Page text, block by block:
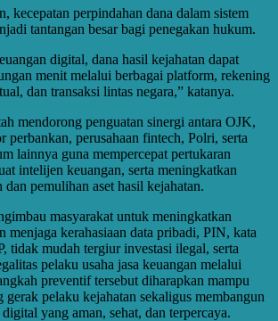
kecepatan perpindahan dana dalam sistem
tantangan besar bagi penegakan hukum.
digital, dana hasil kejahatan dapat
menit melalui berbagai platform, rekening
dan transaksi lintas negara,” katanya.
mendorong penguatan sinergi antara OJK,
perbankan, perusahaan fintech, Polri, serta
lainnya guna mempercepat pertukaran
intelijen keuangan, serta meningkatkan
pemulihan aset hasil kejahatan.
masyarakat untuk meningkatkan
menjaga kerahasiaan data pribadi, PIN, kata
tidak mudah tergiur investasi ilegal, serta
pelaku usaha jasa keuangan melalui
preventif tersebut diharapkan mampu
gerak pelaku kejahatan sekaligus membangun
yang aman, sehat, dan terpercaya.